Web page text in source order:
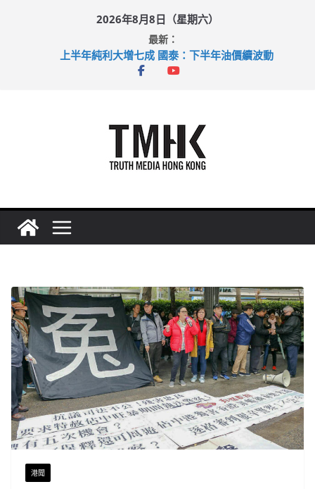
2026年8月8日（星期六）
最新：
上半年純利大增七成 國泰：下半年油價續波動
拜仁熱身賽挫維拉 啟德主場館奪錦標
港聞